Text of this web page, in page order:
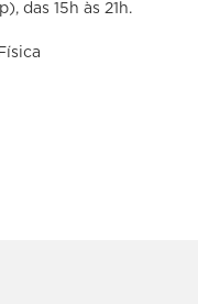
das 15h às 21h.